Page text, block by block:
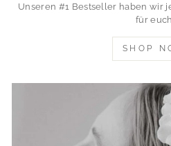
Unseren #1 Bestseller haben wir
für
SHOP